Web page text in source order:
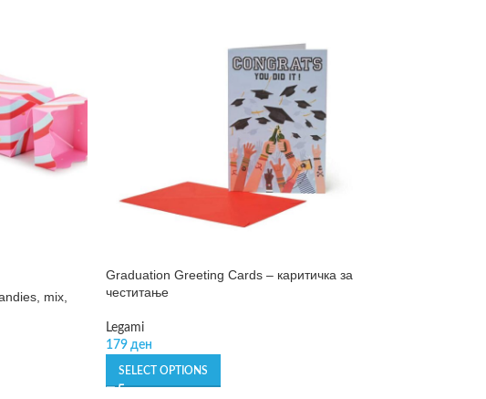
mix,
Graduation Greeting Cards – каритичка за
честитање
Legami
179 ден
SELECT OPTIONS